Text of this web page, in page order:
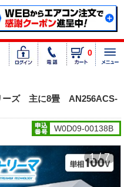
0
ズ 主に8畳 AN256ACS-
W0D09-00138B
1 / 7